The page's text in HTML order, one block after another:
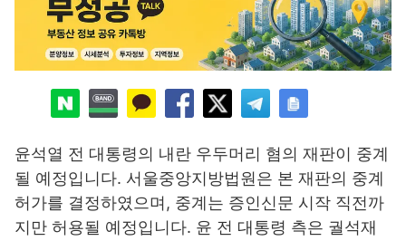
윤석열 전 대통령의 내란 우두머리 혐의 재판이 중계
될 예정입니다. 서울중앙지방법원은 본 재판의 중계
허가를 결정하였으며, 중계는 증인신문 시작 직전까
지만 허용될 예정입니다. 윤 전 대통령 측은 궐석재